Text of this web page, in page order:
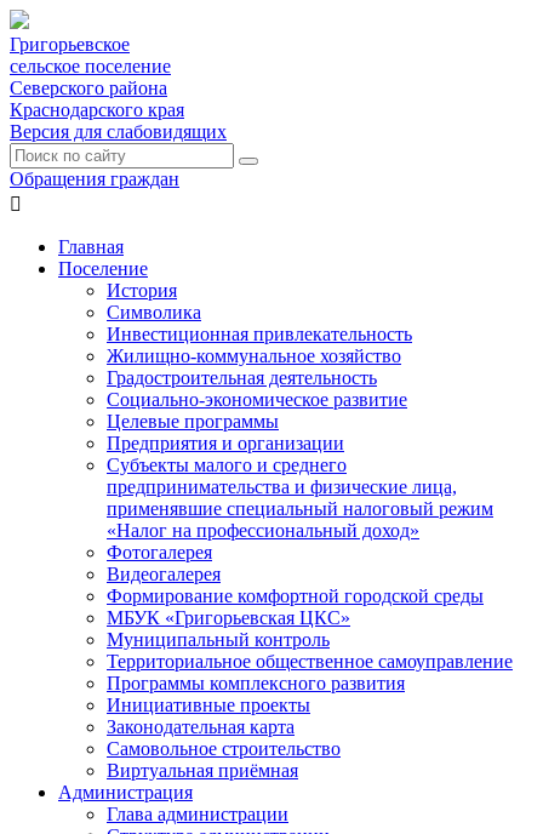
Григорьевское
сельское поселение
Северского района
Краснодарского края
Версия для слабовидящих
Обращения граждан

Главная
Поселение
История
Символика
Инвестиционная привлекательность
Жилищно-коммунальное хозяйство
Градостроительная деятельность
Социально-экономическое развитие
Целевые программы
Предприятия и организации
Субъекты малого и среднего
предпринимательства и физические лица,
применявшие специальный налоговый режим
«Налог на профессиональный доход»
Фотогалерея
Видеогалерея
Формирование комфортной городской среды
МБУК «Григорьевская ЦКС»
Муниципальный контроль
Территориальное общественное самоуправление
Программы комплексного развития
Инициативные проекты
Законодательная карта
Самовольное строительство
Виртуальная приёмная
Администрация
Глава администрации